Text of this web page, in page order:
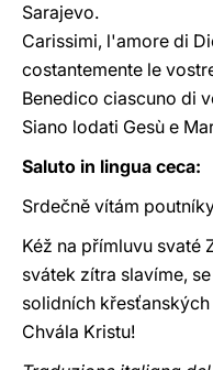
Sarajevo.
Carissimi, l'amore di
costantemente le
Benedico ciascuno di
Siano lodati Gesù e
Saluto in lingua ceca:
Srdečně vítám
Kéž na přímluvu svaté
svátek zítra slavíme,
solidních
Chvála Kristu!